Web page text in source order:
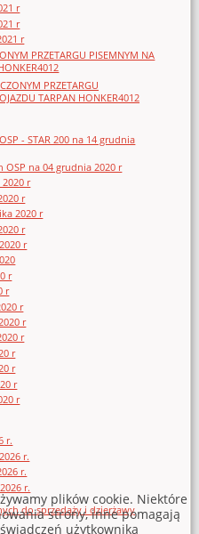
r
r
r
PRZETARGU PISEMNYM NA
PRZETARGU
TARPAN HONKER4012
- STAR 200 na 14 grudnia
OSP na 04 grudnia 2020 r
r
r
2020 r
r
r
r
r
r
r
r
r
r
r
r
r.
r.
r.
r.
do sprzedaży i dzierżawy
plików cookie. Niektóre
strony, inne pomagają
użytkownika